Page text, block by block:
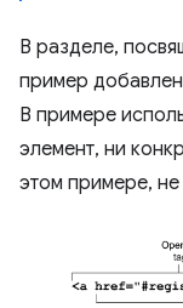
В разделе,
пример
В примере
элемент, ни
этом примере,